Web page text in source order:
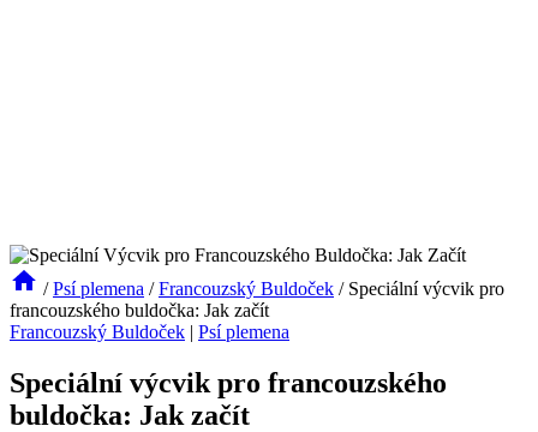
/ Psí plemena / Francouzský Buldoček / Speciální výcvik pro
francouzského buldočka: Jak začít
Francouzský Buldoček | Psí plemena
Speciální výcvik pro francouzského
buldočka: Jak začít